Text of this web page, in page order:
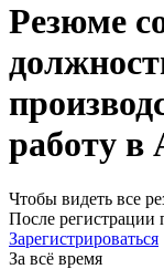
Резюме
работу в
Чтобы видеть все
После
Зарегистрироваться
За всё время